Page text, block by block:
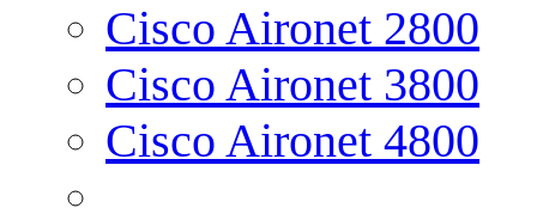
Cisco Aironet 2800
Cisco Aironet 3800
Cisco Aironet 4800